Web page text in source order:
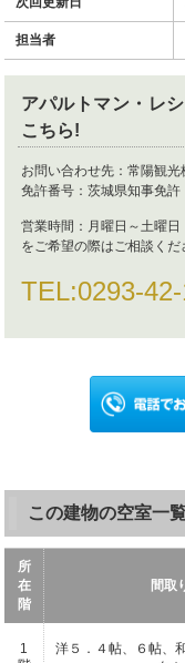
担当者
アパルトマン・レ
こちら!
お問い合わせ先： 常陽観光
免許番号： 茨城県知事免
営業時間： 月曜日～土曜
をご希望の際はご相談くだ
TEL:0293-
この建物の空室一
所
在
階
間取
1
洋５．４帖、６帖、